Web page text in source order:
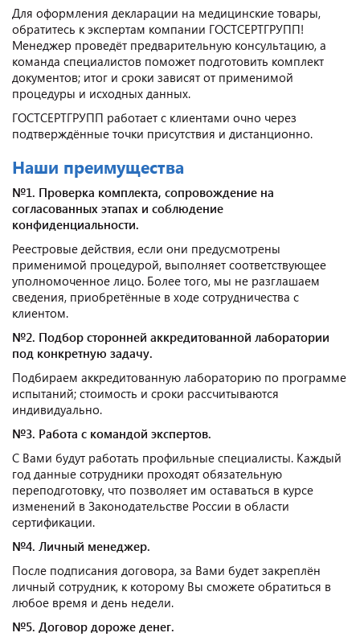
Для оформления декларации на медицинские товары,
обратитесь к экспертам компании ГОСТСЕРТГРУПП!
Менеджер проведёт предварительную консультацию, а
команда специалистов поможет подготовить комплект
документов; итог и сроки зависят от применимой
процедуры и исходных данных.
ГОСТСЕРТГРУПП работает с клиентами очно через
подтверждённые точки присутствия и дистанционно.
Наши преимущества
№1. Проверка комплекта, сопровождение на
согласованных этапах и соблюдение
конфиденциальности.
Реестровые действия, если они предусмотрены
применимой процедурой, выполняет соответствующее
уполномоченное лицо. Более того, мы не разглашаем
сведения, приобретённые в ходе сотрудничества с
клиентом.
№2. Подбор сторонней аккредитованной лаборатории
под конкретную задачу.
Подбираем аккредитованную лабораторию по программе
испытаний; стоимость и сроки рассчитываются
индивидуально.
№3. Работа с командой экспертов.
С Вами будут работать профильные специалисты. Каждый
год данные сотрудники проходят обязательную
переподготовку, что позволяет им оставаться в курсе
изменений в Законодательстве России в области
сертификации.
№4. Личный менеджер.
После подписания договора, за Вами будет закреплён
личный сотрудник, к которому Вы сможете обратиться в
любое время и день недели.
№5. Договор дороже денег.